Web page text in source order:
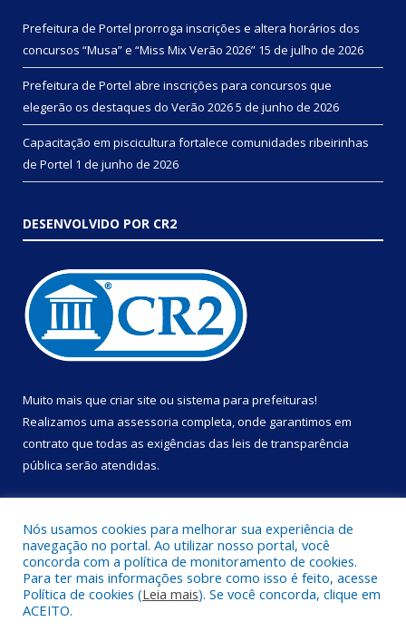
Prefeitura de Portel prorroga inscrições e altera horários dos
concursos “Musa” e “Miss Mix Verão 2026” 15 de julho de 2026
Prefeitura de Portel abre inscrições para concursos que
elegerão os destaques do Verão 20265 de junho de 2026
Capacitação em piscicultura fortalece comunidades ribeirinhas
de Portel 1 de junho de 2026
DESENVOLVIDO POR CR2
Muito mais que criar site ou sistema para prefeituras!
Realizamos uma assessoria completa, onde garantimos em
contrato que todas as exigências das leis de transparência
pública serão atendidas.
Todos os direitos reservados a Prefeitura Municipal de Portel.
Nós usamos cookies para melhorar sua experiência de
navegação no portal. Ao utilizar nosso portal, você
concorda com a política de monitoramento de cookies.
Para ter mais informações sobre como isso é feito, acesse
Política de cookies (Leia mais). Se você concorda, clique em
ACEITO.